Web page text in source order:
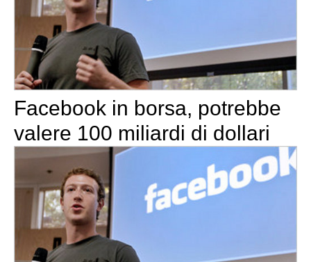
Facebook in borsa, potrebbe
valere 100 miliardi di dollari